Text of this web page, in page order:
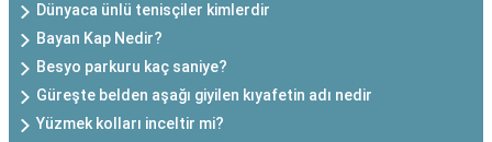
Dünyaca ünlü tenisçiler kimlerdir
Bayan Kap Nedir?
Besyo parkuru kaç saniye?
Güreşte belden aşağı giyilen kıyafetin adı nedir
Yüzmek kolları inceltir mi?